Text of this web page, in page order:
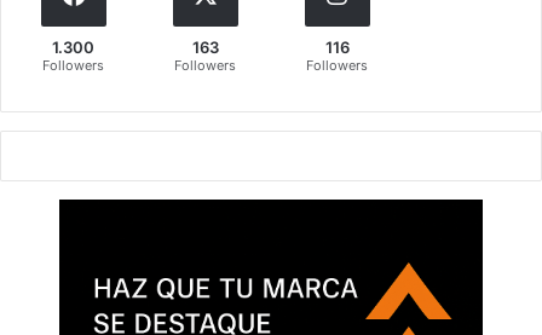
1.300
Followers
163
Followers
116
Followers